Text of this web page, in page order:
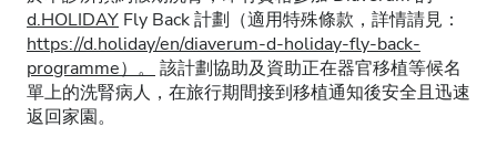
d.HOLIDAY Fly Back 計劃（適用特殊條款，詳情請見：
https://d.holiday/en/diaverum-d-holiday-fly-back-
programme）。
該計劃協助及資助正在器官移植等候名
單上的洗腎病人，在旅行期間接到移植通知後安全且迅速
返回家園。